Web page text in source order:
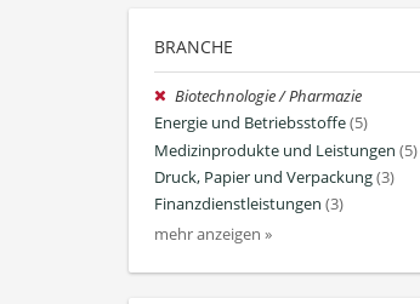
BRANCHE
Biotechnologie / Pharmazie
Energie und Betriebsstoffe(5)
Medizinprodukte und Leistungen (5)
Druck, Papier und Verpackung(3)
Finanzdienstleistungen (3)
mehr anzeigen »